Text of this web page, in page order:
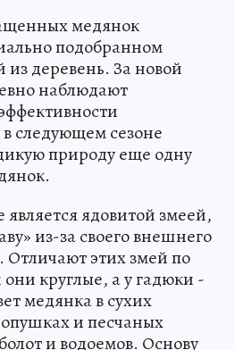
медянок
подобранном
из деревень. За новой
наблюдают
следующем сезоне
природу еще одну
ядовитой змеей,
из-за своего внешнего
Отличают этих змей по
круглые, а у гадюки -
медянка в сухих
и песчаных
и водоемов. Основу